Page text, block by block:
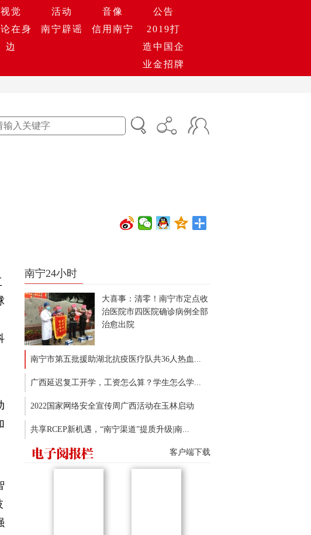
视觉 活动 音像
公告
在身
边
南宁辟谣 信用南宁
2019打
造中国企
业金招牌
南宁24小时
大喜事：清零！南宁市定点收
治医院市四医院确诊病例全部
治愈出院
南宁市第五批援助湖北抗疫医疗队共36人热血...
广西延迟复工开学，工资怎么算？学生怎么学...
2022国家网络安全宣传周广西活动在玉林启动
共享RCEP新机遇，“南宁渠道”提质升级|南...
客户端下载